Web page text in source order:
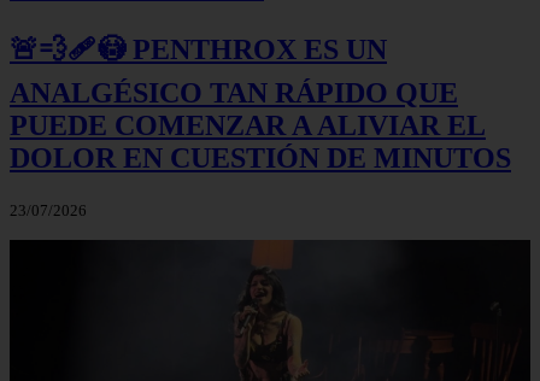
🚨💨🩹😳 PENTHROX ES UN
ANALGÉSICO TAN RÁPIDO QUE
PUEDE COMENZAR A ALIVIAR EL
DOLOR EN CUESTIÓN DE MINUTOS
23/07/2026